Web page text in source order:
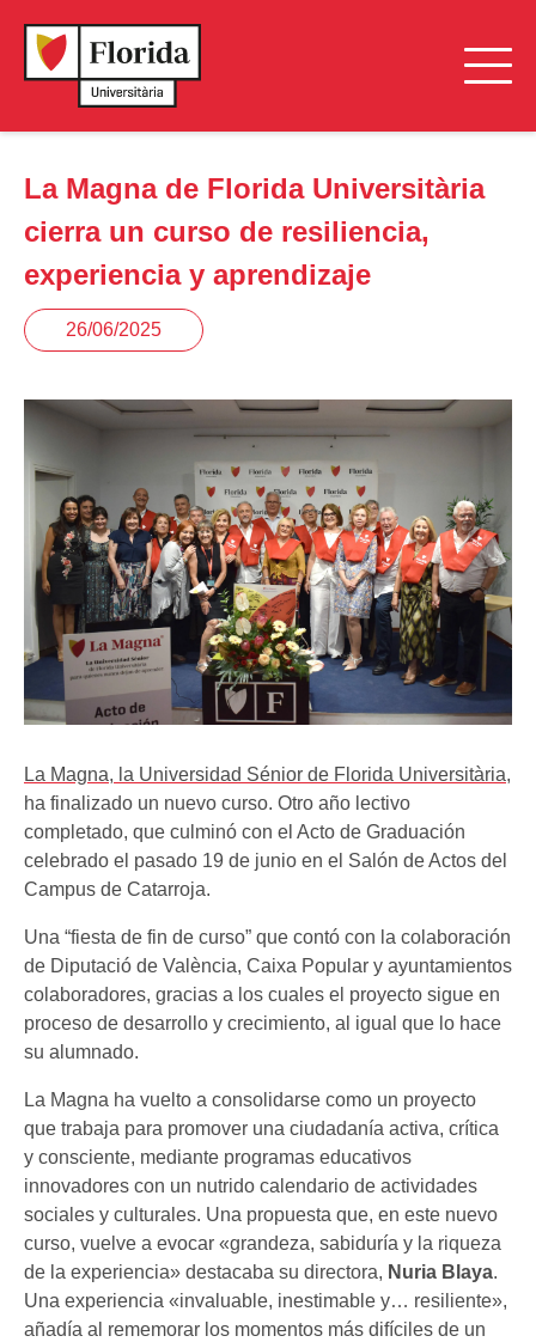
La Magna de Florida Universitària
cierra un curso de resiliencia,
experiencia y aprendizaje
26/06/2025
La Magna, la Universidad Sénior de Florida Universitària,
ha finalizado un nuevo curso. Otro año lectivo
completado, que culminó con el Acto de Graduación
celebrado el pasado 19 de junio en el Salón de Actos del
Campus de Catarroja.
Una “fiesta de fin de curso” que contó con la colaboración
de Diputació de València, Caixa Popular y ayuntamientos
colaboradores, gracias a los cuales el proyecto sigue en
proceso de desarrollo y crecimiento, al igual que lo hace
su alumnado.
La Magna ha vuelto a consolidarse como un proyecto
que trabaja para promover una ciudadanía activa, crítica
y consciente, mediante programas educativos
innovadores con un nutrido calendario de actividades
sociales y culturales. Una propuesta que, en este nuevo
curso, vuelve a evocar «grandeza, sabiduría y la riqueza
de la experiencia» destacaba su directora, Nuria Blaya.
Una experiencia «invaluable, inestimable y… resiliente»,
añadía al rememorar los momentos más difíciles de un